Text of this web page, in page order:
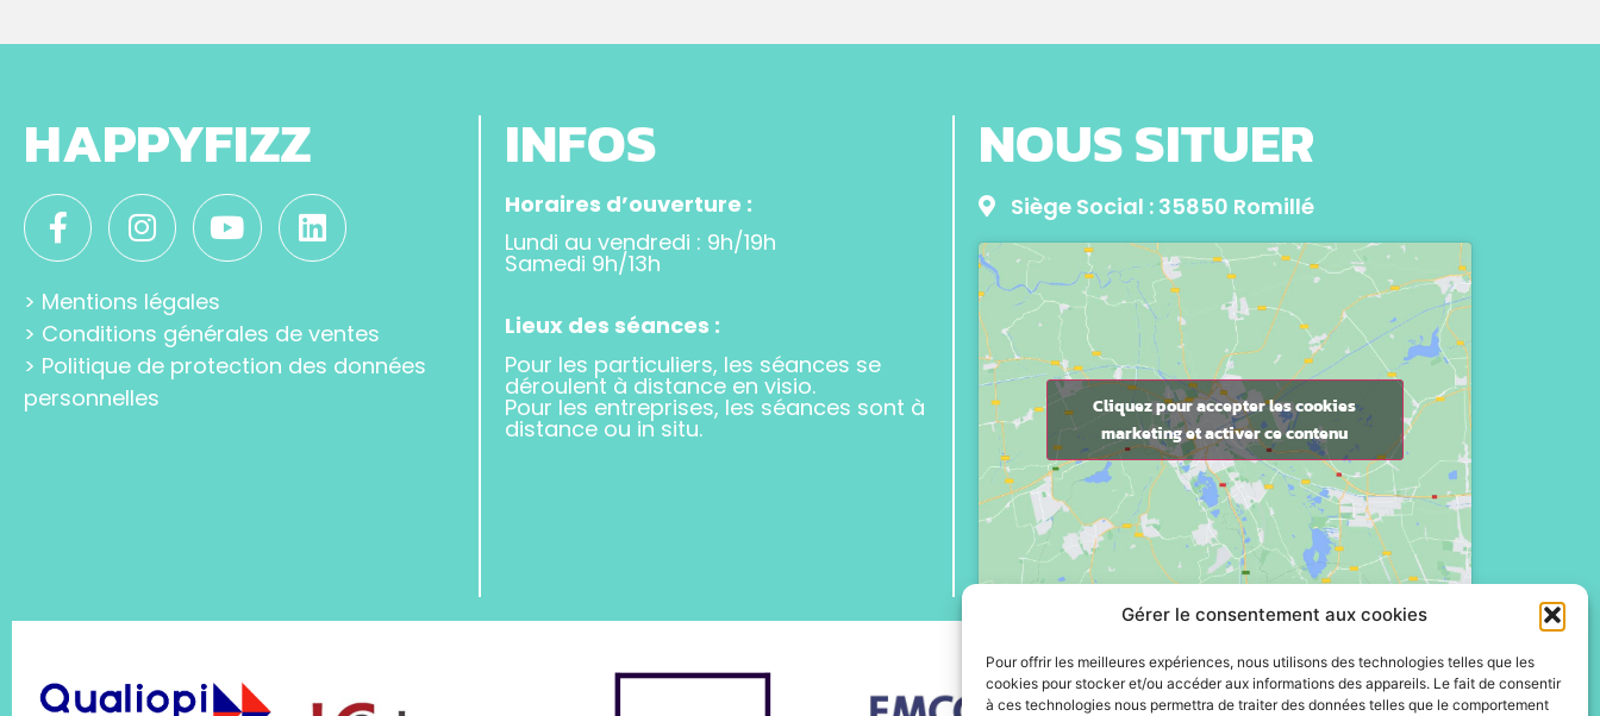
Gérer le consentement aux cookies
Pour offrir les meilleures expériences, nous utilisons des technologies telles que les
cookies pour stocker et/ou accéder aux informations des appareils. Le fait de consentir
à ces technologies nous permettra de traiter des données telles que le comportement
HAPPYFIZZ
> Mentions légales
> Conditions générales de ventes
> Politique de protection des données
personnelles
INFOS
Horaires d’ouverture :
Lundi au vendredi : 9h/19h
Samedi 9h/13h
Lieux des séances :
Pour les particuliers, les séances se
déroulent à distance en visio.
Pour les entreprises, les séances sont à
distance ou in situ.
NOUS SITUER
Siège Social : 35850 Romillé
Cliquez pour accepter les cookies
marketing et activer ce contenu